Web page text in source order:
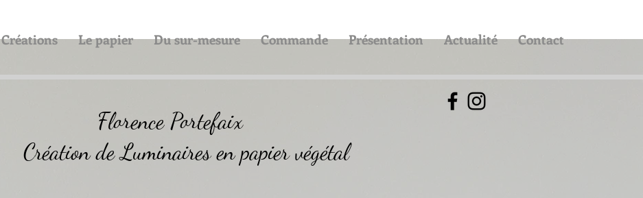
Créations Le papier Du sur-mesure Commande Présentation Actualité Contact
Florence Portefaix
Création de Luminaires en papier végétal